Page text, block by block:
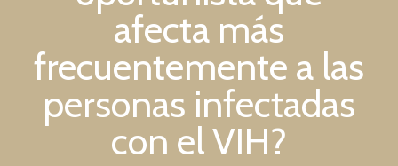
afecta más
frecuentemente a las
personas infectadas
con el VIH?